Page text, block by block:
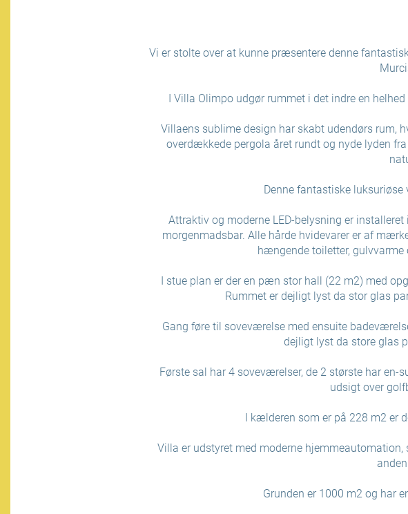
Vi er stolte over at kunne præsentere denne
I Villa Olimpo udgør rummet i det indre en
Villaens sublime design har skabt udendørs rum,
overdækkede pergola året rundt og nyde lyden
Denne fantastiske
Attraktiv og moderne LED-belysning er
morgenmadsbar. Alle hårde hvidevarer er af
hængende toiletter, gulvvarme
I stue plan er der en pæn stor hall (22 m2) med
Rummet er dejligt lyst da stor glas
Gang føre til soveværelse med ensuite
dejligt lyst da store glas
Første sal har 4 soveværelser, de 2 største har
udsigt over
I kælderen som er på 228 m2 er
Villa er udstyret med moderne
Grunden er 1000 m2 og har